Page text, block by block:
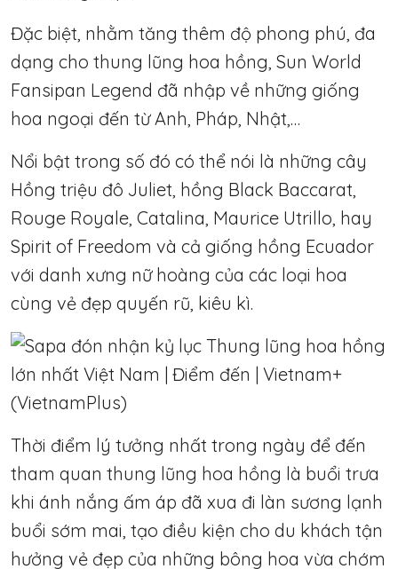
Đặc biệt, nhằm tăng thêm độ phong phú, đa
dạng cho thung lũng hoa hồng, Sun World
Fansipan Legend đã nhập về những giống
hoa ngoại đến từ Anh, Pháp, Nhật,…
Nổi bật trong số đó có thể nói là những cây
Hồng triệu đô Juliet, hồng Black Baccarat,
Rouge Royale, Catalina, Maurice Utrillo, hay
Spirit of Freedom và cả giống hồng Ecuador
với danh xưng nữ hoàng của các loại hoa
cùng vẻ đẹp quyến rũ, kiêu kì.
Thời điểm lý tưởng nhất trong ngày để đến
tham quan thung lũng hoa hồng là buổi trưa
khi ánh nắng ấm áp đã xua đi làn sương lạnh
buổi sớm mai, tạo điều kiện cho du khách tận
hưởng vẻ đẹp của những bông hoa vừa chớm